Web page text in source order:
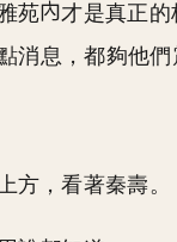
苑
才是真正
消息，都夠他們
方，看著秦壽。